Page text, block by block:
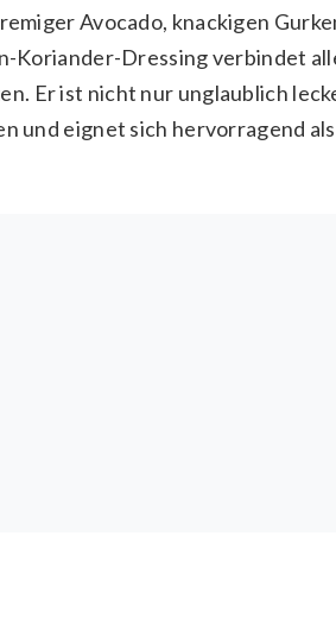
Avocado, knackigen
Koriander-Dressing verbindet
Er ist nicht nur unglaublich
und eignet sich hervorragend